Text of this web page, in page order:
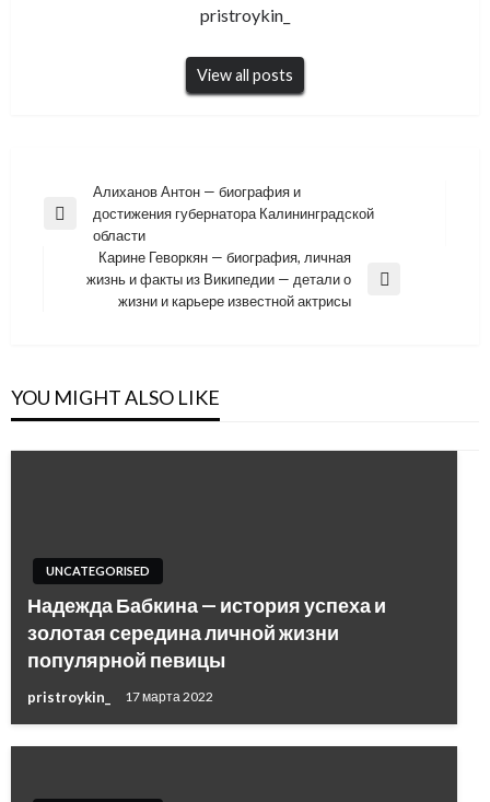
pristroykin_
View all posts
Навигация
по
записям
Previous
Алиханов Антон — биография и
достижения губернатора Калининградской
области
Next
Карине Геворкян — биография, личная
жизнь и факты из Википедии — детали о
жизни и карьере известной актрисы
YOU MIGHT ALSO LIKE
UNCATEGORISED
Надежда Бабкина — история успеха и
золотая середина личной жизни
популярной певицы
pristroykin_ 17 марта 2022